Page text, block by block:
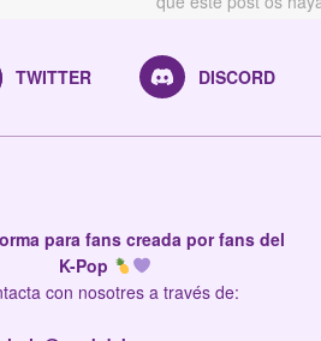
TWITTER DISCORD
para fans creada por fans del
K-Pop
con nosotres a través de: